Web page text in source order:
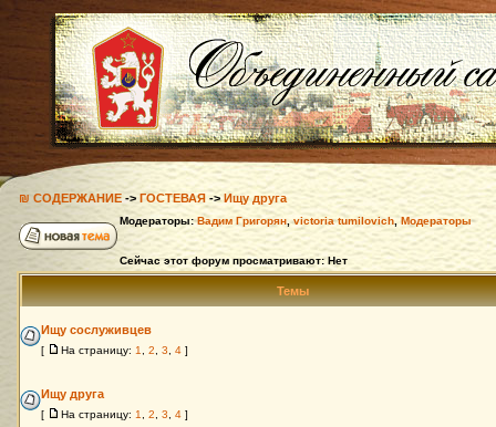
₪ СОДЕРЖАНИЕ-> ГОСТЕВАЯ ->Ищу друга
Модераторы:Вадим Григорян ,victoria tumilovich,Модераторы
Сейчас этот форум просматривают: Нет
Темы
Ищу сослуживцев
[ На страницу: 1 2 3 4 ]
Ищу друга
[ На страницу: 1 2 3 4 ]